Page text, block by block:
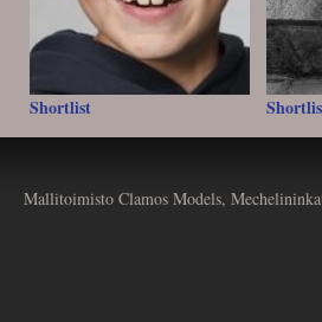
Shortlist
Mallitoimisto Clamos Models,